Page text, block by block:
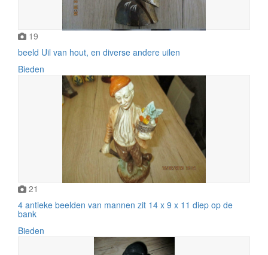
19
beeld Uil van hout, en diverse andere uilen
Bieden
21
4 antieke beelden van mannen zit 14 x 9 x 11 diep op de
bank
Bieden